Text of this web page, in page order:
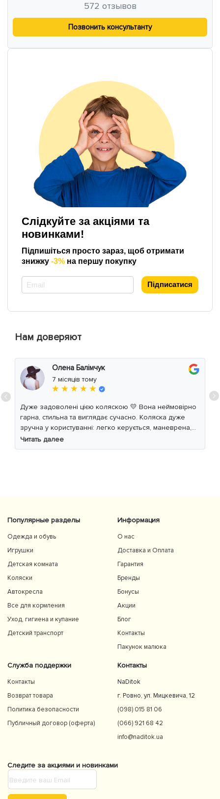
572 отзывов
Позвонить консультанту
Слідкуйте за акціями та
новинками!
Підпишіться просто зараз, щоб отримати
знижку -3% на першу покупку
Підписатися
Нам доверяют
Олена Балімчук
7 місяців тому
★ ★ ★ ★ ★
Дуже задоволені цією коляскою 💛 Вона неймовірно
гарна, стильна та виглядає сучасно. Коляска дуже
зручна у користуванні: легко керується, маневрена,
м’який хід навіть по нерівній дорозі. Дитині
комфортно, просторе сидіння та великий капюшон
Читать далее
Популярные разделы
Одежда и обувь
Игрушки
Детская комната
Коляски
Автокресла
Все для кормления
Уход, гигиена и купание
Детский транспорт
Информация
О нас
Доставка и Оплата
Гарантия
Бренды
Бонусы
Акции
Блог
Контакты
Пакунок малюка
Служба поддержки
Контакты
Возврат товара
Политика безопасности
Публичный договор (оферта)
Контакты
NaDitok
г. Ровно, ул. Мицкевича, 12
(098) 015 81 06
(066) 921 68 42
info@naditok.ua
Следите за акциями и новинками